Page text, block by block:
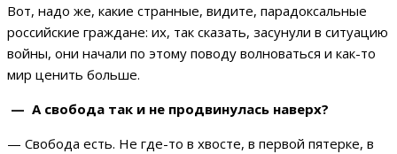
Вот, надо же, какие странные, видите, парадоксальные
российские граждане: их, так сказать, засунули в ситуацию
войны, они начали по этому поводу волноваться и как-то
мир ценить больше.
— А свобода так и не продвинулась наверх?
— Свобода есть. Не где-то в хвосте, в первой пятерке, в